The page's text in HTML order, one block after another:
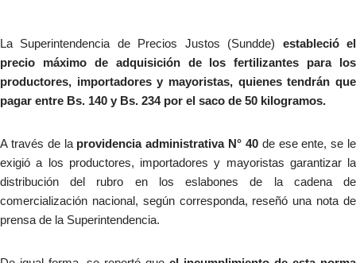
La Superintendencia de Precios Justos (Sundde) estableció el
precio máximo de adquisición de los fertilizantes para los
productores, importadores y mayoristas, quienes tendrán que
pagar entre Bs. 140 y Bs. 234 por el saco de 50 kilogramos.
A través de la providencia administrativa N° 40de ese ente, se le
exigió a los productores, importadores y mayoristas garantizar la
distribución del rubro en los eslabones de la cadena de
comercialización nacional, según corresponda, reseñó una nota de
prensa de la Superintendencia.